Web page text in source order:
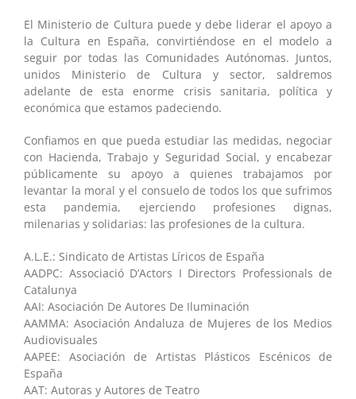
El Ministerio de Cultura puede y debe liderar el apoyo a
la Cultura en España, convirtiéndose en el modelo a
seguir por todas las Comunidades Autónomas. Juntos,
unidos Ministerio de Cultura y sector, saldremos
adelante de esta enorme crisis sanitaria, política y
económica que estamos padeciendo.
Confiamos en que pueda estudiar las medidas, negociar
con Hacienda, Trabajo y Seguridad Social, y encabezar
públicamente su apoyo a quienes trabajamos por
levantar la moral y el consuelo de todos los que sufrimos
esta pandemia, ejerciendo profesiones dignas,
milenarias y solidarias: las profesiones de la cultura.
A.L.E.: Sindicato de Artistas Líricos de España
AADPC: Associació D’Actors I Directors Professionals de
Catalunya
AAI: Asociación De Autores De Iluminación
AAMMA: Asociación Andaluza de Mujeres de los Medios
Audiovisuales
AAPEE: Asociación de Artistas Plásticos Escénicos de
España
AAT: Autoras y Autores de Teatro